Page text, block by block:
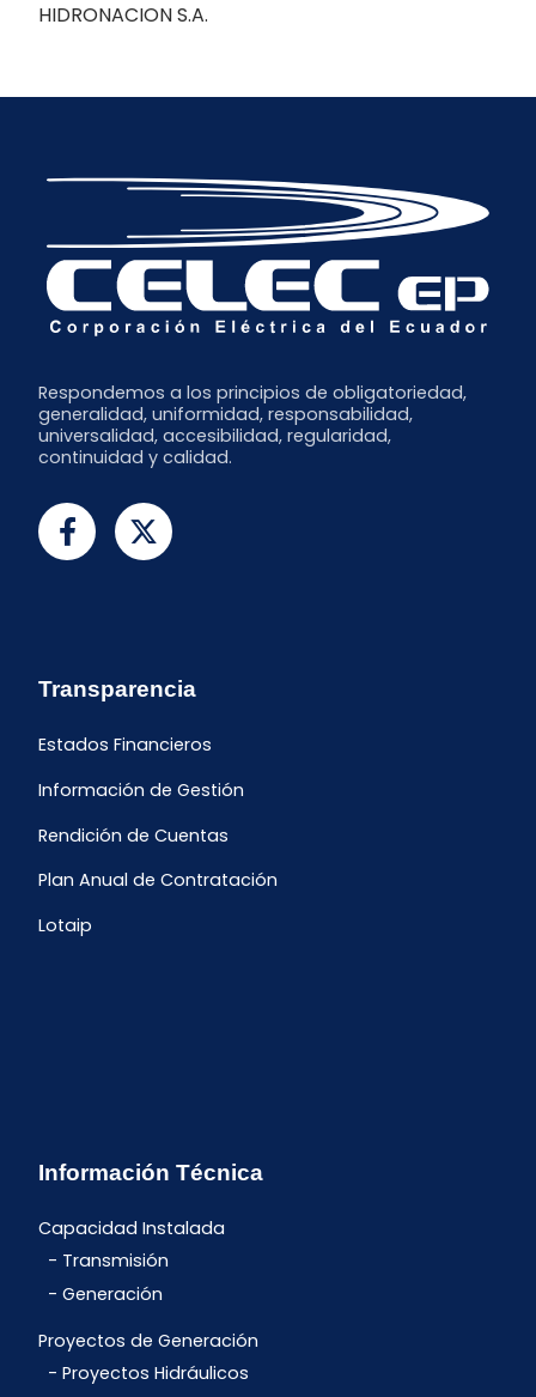
HIDRONACION S.A.
Respondemos a los principios de obligatoriedad,
generalidad, uniformidad, responsabilidad,
universalidad, accesibilidad, regularidad,
continuidad y calidad.
Transparencia
Estados Financieros
Información de Gestión
Rendición de Cuentas
Plan Anual de Contratación
Lotaip
Información Técnica
Capacidad Instalada
Transmisión
Generación
Proyectos de Generación
Proyectos Hidráulicos